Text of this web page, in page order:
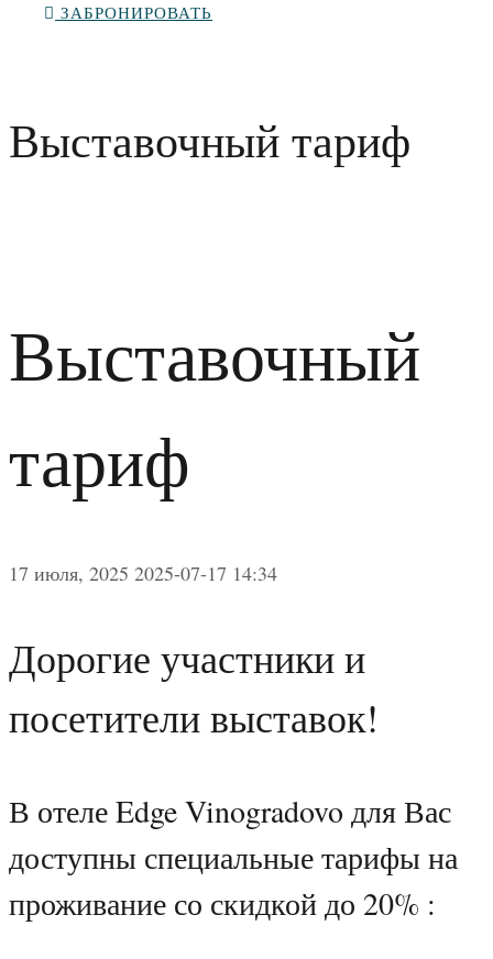
ЗАБРОНИРОВАТЬ
Выставочный тариф
Выставочный
тариф
17 июля, 2025 2025-07-17 14:34
Дорогие участники и
посетители выставок!
В отеле Edge Vinogradovo для Вас
доступны специальные тарифы на
проживание со скидкой до 20% :